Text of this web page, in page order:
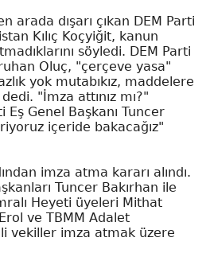
arada dışarı çıkan DEM Parti
Kılıç Koçyiğit, kanun
söyledi. DEM Parti
Oluç, "çerçeve yasa"
yok mutabıkız, maddelere
"İmza attınız mı?"
Eş Genel Başkanı Tuncer
içeride bakacağız"
imza atma kararı alındı.
Tuncer Bakırhan ile
Heyeti üyeleri Mithat
ve TBMM Adalet
vekiller imza atmak üzere